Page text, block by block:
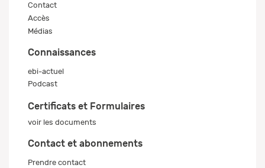
Contact
Accès
Médias
Connaissances
ebi-actuel
Podcast
Certificats et Formulaires
voir les documents
Contact et abonnements
Prendre contact